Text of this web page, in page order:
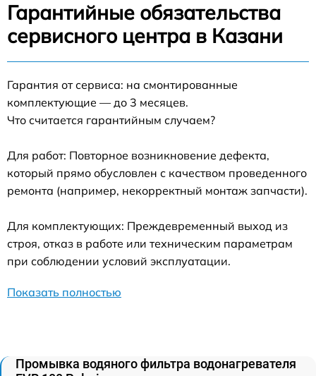
Гарантийные обязательства
сервисного центра в Казани
Гарантия от сервиса: на смонтированные
комплектующие — до 3 месяцев.
Что считается гарантийным случаем?
Для работ: Повторное возникновение дефекта,
который прямо обусловлен с качеством проведенного
ремонта (например, некорректный монтаж запчасти).
Для комплектующих: Преждевременный выход из
строя, отказ в работе или техническим параметрам
при соблюдении условий эксплуатации.
Показать полностью
Промывка водяного фильтра водонагревателя